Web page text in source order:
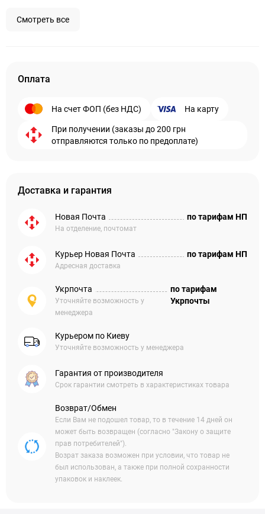
Смотреть все
Оплата
На счет ФОП (без НДС) На карту
При получении (заказы до 200 грн
отправляются только по предоплате)
Доставка и гарантия
Новая Почта
На отделение, почтомат
по тарифам НП
Курьер Новая Почта
Адресная доставка
по тарифам НП
Укрпочта
Уточняйте возможность у
менеджера
по тарифам
Укрпочты
Курьером по Киеву
Уточняйте возможность у менеджера
Гарантия от производителя
Срок гарантии смотреть в характеристиках товара
Возврат/Обмен
Если Вам не подошел товар, то в течение 14 дней он
может быть возвращен (согласно "Закону о защите
прав потребителей").
Возрат заказа возможен при условии, что товар не
был использован, а также при полной сохранности
упаковок и наклеек.